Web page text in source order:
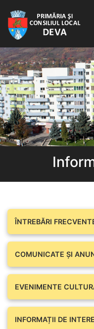
ÎNTREBĂRI
COMUNICATE ŞI
EVENIMENTE
INFORMAȚII DE